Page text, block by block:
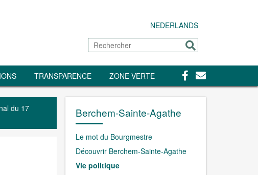
NEDERLANDS
Rechercher
Envoyer
TRANSPARENCE ZONE VERTE Facebook
Contact
du 17
Berchem-Sainte-Agathe
Le mot du Bourgmestre
Découvrir Berchem-Sainte-Agathe
Vie politique